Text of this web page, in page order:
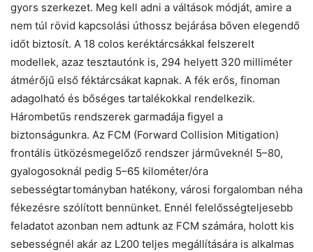
gyors szerkezet. Meg kell adni a váltások módját, amire a
nem túl rövid kapcsolási úthossz bejárása bőven elegendő
időt biztosít. A 18 colos keréktárcsákkal felszerelt
modellek, azaz tesztautónk is, 294 helyett 320 milliméter
átmérőjű első féktárcsákat kapnak. A fék erős, finoman
adagolható és bőséges tartalékokkal rendelkezik.
Hárombetűs rendszerek garmadája figyel a
biztonságunkra. Az FCM (Forward Collision Mitigation)
frontális ütközésmegelőző rendszer járműveknél 5–80,
gyalogosoknál pedig 5–65 kilométer/óra
sebességtartományban hatékony, városi forgalomban néha
fékezésre szólított bennünket. Ennél felelősségteljesebb
feladatot azonban nem adtunk az FCM számára, holott kis
sebességnél akár az L200 teljes megállítására is alkalmas